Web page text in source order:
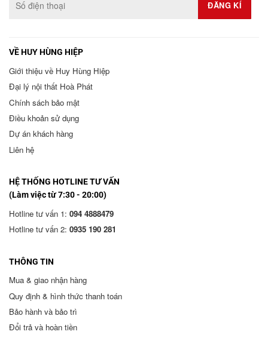
VỀ HUY HÙNG HIỆP
Giới thiệu về Huy Hùng Hiệp
Đại lý nội thất Hoà Phát
Chính sách bảo mật
Điều khoản sử dụng
Dự án khách hàng
Liên hệ
HỆ THỐNG HOTLINE TƯ VẤN
(Làm việc từ 7:30 - 20:00)
Hotline tư vấn 1: 094 4888479
Hotline tư vấn 2: 0935 190 281
THÔNG TIN
Mua & giao nhận hàng
Quy định & hình thức thanh toán
Bảo hành và bảo trì
Đổi trả và hoàn tiền